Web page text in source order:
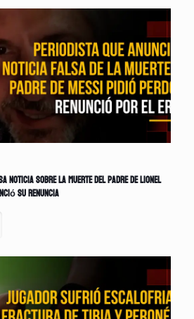
noticia sobre la muerte del padre de Lionel
su renuncia